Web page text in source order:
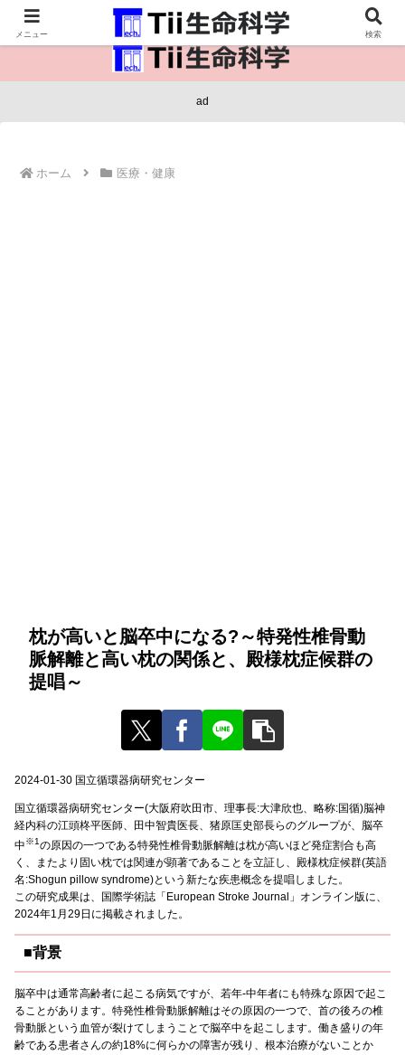
医療保健・生命・生物の情報インフラ。
ad
ホーム 医療・健康
枕が高いと脳卒中になる?～特発性椎骨動
脈解離と高い枕の関係と、殿様枕症候群の
提唱～
2024-01-30 国立循環器病研究センター
国立循環器病研究センター(大阪府吹田市、理事長:大津欣也、略称:国循)脳神
経内科の江頭柊平医師、田中智貴医長、猪原匡史部長らのグループが、脳卒
中※1の原因の一つである特発性椎骨動脈解離は枕が高いほど発症割合も高
く、またより固い枕では関連が顕著であることを立証し、殿様枕症候群(英語
名:Shogun pillow syndrome)という新たな疾患概念を提唱しました。
この研究成果は、国際学術誌「European Stroke Journal」オンライン版に、
2024年1月29日に掲載されました。
■背景
脳卒中は通常高齢者に起こる病気ですが、若年-中年者にも特殊な原因で起こ
ることがあります。特発性椎骨動脈解離はその原因の一つで、首の後ろの椎
骨動脈という血管が裂けてしまうことで脳卒中を起こします。働き盛りの年
齢である患者さんの約18%に何らかの障害が残り、根本治療がないことか
メニュー 検索